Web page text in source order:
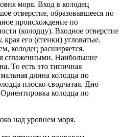
моря. Вход в колодец
отверстие, образовавшееся по
происхождение по
(колодцу). Входное отверстие
его (стенки) угловатые.
колодец расширяется.
сглаженными. Наибольшие
То есть это типичная
длина колодца по
плоско-сводчатая. Дно
колодца по
над уровнем моря.